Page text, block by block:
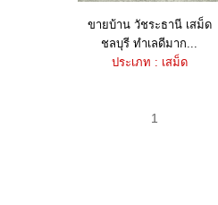
ขายบ้าน วัชระธานี เสม็ด
ชลบุรี ทำเลดีมาก...
ประเภท : เสม็ด
1